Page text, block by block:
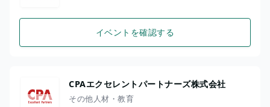
イベントを確認する
CPAエクセレントパートナーズ株式会社
その他人材・教育